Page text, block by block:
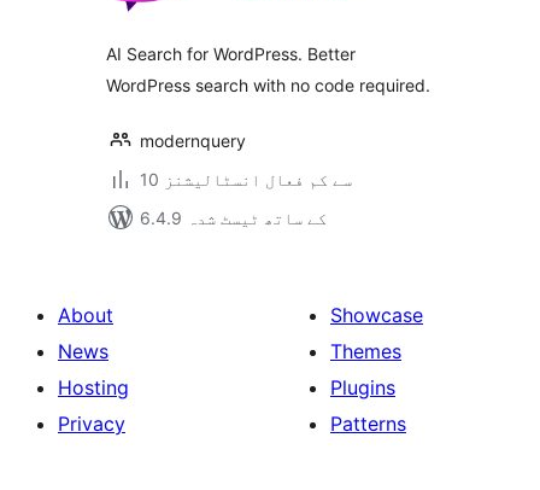
AI Search for WordPress. Better
WordPress search with no code required.
modernquery
10 سے کم فعال انسٹالیشنز
6.4.9 کے ساتھ ٹیسٹ شدہ
About
News
Hosting
Privacy
Showcase
Themes
Plugins
Patterns